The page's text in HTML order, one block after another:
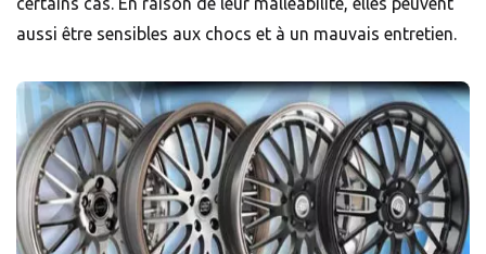
aussi être sensibles aux chocs et à un mauvais entretien.